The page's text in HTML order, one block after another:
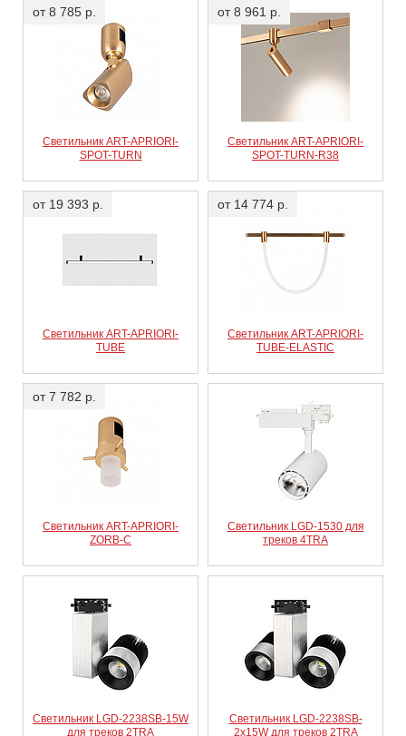
от 8 785 р.
Светильник ART-APRIORI-
SPOT-TURN
от 8 961 р.
Светильник ART-APRIORI-
SPOT-TURN-R38
от 19 393 р.
Светильник ART-APRIORI-
TUBE
от 14 774 р.
Светильник ART-APRIORI-
TUBE-ELASTIC
от 7 782 р.
Светильник ART-APRIORI-
ZORB-С
Светильник LGD-1530 для
треков 4TRA
Светильник LGD-2238SB-15W
для треков 2TRA
Светильник LGD-2238SB-
2x15W для треков 2TRA